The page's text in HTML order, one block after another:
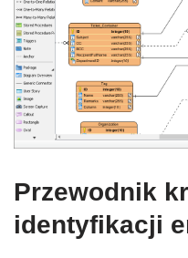
Przewodnik
identyfikacji